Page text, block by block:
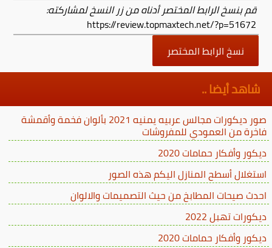
قم بنسخ الرابط المختصر أدناه من زر النسخ لمشاركته:
https://review.topmaxtech.net/?p=51672
نسخ الرابط المختصر
شاهد أيضا ..
صور ديكورات مجالس عربيه يمنيه 2021 بألوان فخمة وأقمشة
فاخرة من العمودي للمفروشات
ديكور وأفكار حمامات 2020
استغلال أسطح المنازل اليكم هذه الصور
احدث صيحات المطابخ من حيث التصميمات والالوان
ديكورات تهبل 2022
ديكور وأفكار حمامات 2020